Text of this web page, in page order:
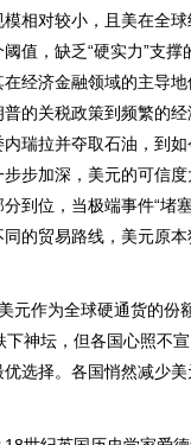
相对较小，且美在全球
值，缺乏“硬实力”支撑
经济金融领域的主导地
的关税政策到频繁的经
瑞拉并夺取石油，到如
步加深，美元的可信度
到位，当极端事件“堵
的贸易路线，美元原本
作为全球硬通货的份
神坛，但各国心照不
选择。各国悄然减少美